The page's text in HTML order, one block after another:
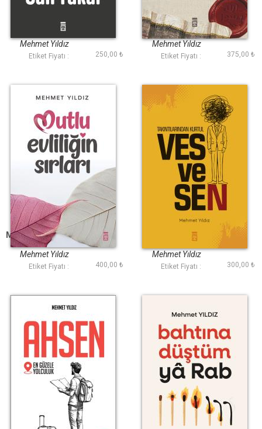
Aşk Neden Can
Mehmet Yıldız
Etiket Fiyatı : 250,00 ₺
Nasıl Dayandın Ya
Rasulullah
Mehmet Yıldız
Etiket Fiyatı : 375,00 ₺
Mutlu Evliliğin Sırları
Mehmet Yıldız
Etiket Fiyatı : 400,00 ₺
Vesvesen
Mehmet Yıldız
Etiket Fiyatı : 300,00 ₺